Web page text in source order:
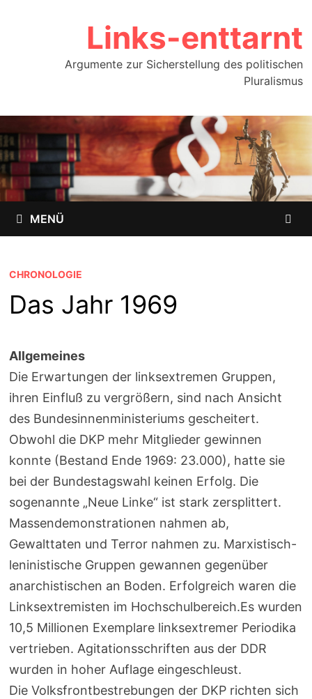
Links-enttarnt
Argumente zur Sicherstellung des politischen
Pluralismus
MENÜ
CHRONOLOGIE
Das Jahr 1969
Allgemeines
Die Erwartungen der linksextremen Gruppen,
ihren Einfluß zu vergrößern, sind nach Ansicht
des Bundesinnenministeriums gescheitert.
Obwohl die DKP mehr Mitglieder gewinnen
konnte (Bestand Ende 1969: 23.000), hatte sie
bei der Bundestagswahl keinen Erfolg. Die
sogenannte „Neue Linke“ ist stark zersplittert.
Massendemonstrationen nahmen ab,
Gewalttaten und Terror nahmen zu. Marxistisch-
leninistische Gruppen gewannen gegenüber
anarchistischen an Boden. Erfolgreich waren die
Linksextremisten im Hochschulbereich.Es wurden
10,5 Millionen Exemplare linksextremer Periodika
vertrieben. Agitationsschriften aus der DDR
wurden in hoher Auflage eingeschleust.
Die Volksfrontbestrebungen der DKP richten sich